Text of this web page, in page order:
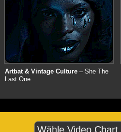
Artbat & Vintage Culture – She The
Last One